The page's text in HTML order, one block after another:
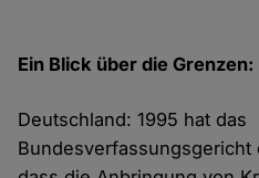
Ein Blick über die Grenzen:
Deutschland: 1995 hat das
Bundesverfassungsgericht